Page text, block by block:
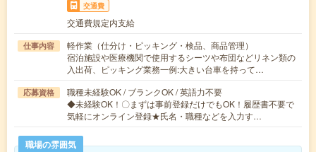
交通費
交通費規定内支給
仕事内容
軽作業（仕分け・ピッキング・検品、商品管理）
宿泊施設や医療機関で使用するシーツや布団などリネン類の
入出荷、ピッキング業務一例:大きい台車を持って…
応募資格
職種未経験OK / ブランクOK / 英語力不要
◆未経験OK！〇まずは事前登録だけでもOK！履歴書不要で
気軽にオンライン登録★氏名・職種などを入力す…
職場の雰囲気